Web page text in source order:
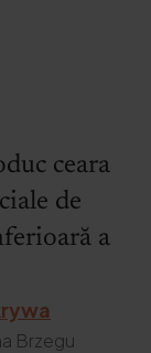
ceara
de
a
Brzegu